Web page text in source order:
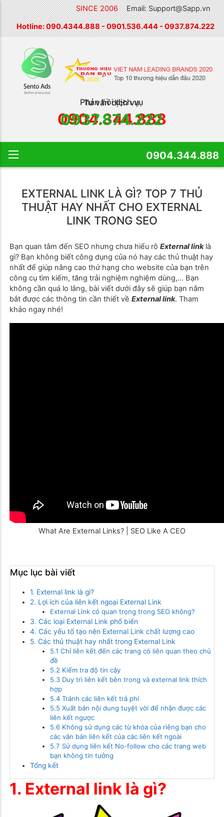
SINCE 2006
Email: Support@Sapp.vn
Hotline:090.4344.888-0901.536.444-0937.874.222
Phản hồi dịch vụ
0904.344.888
Tư vấn dịch vụ
0937.874.222
0904.344.888
EXTERNAL LINK LÀ GÌ? TOP 7 THỦ
THUẬT HAY NHẤT CHO EXTERNAL
LINK TRONG SEO
Bạn quan tâm đến SEO nhưng chưa hiểu rõ External linklà
gì? Bạn không biết công dụng của nó hay các thủ thuật hay
nhất để giúp nâng cao thứ hạng cho website của bạn trên
công cụ tìm kiếm, tăng trải nghiệm nghiệm dùng,… Bạn
không cần quá lo lắng, bài viết dưới đây sẽ giúp bạn nắm
bắt được các thông tin cần thiết về External link. Tham
khảo ngay nhé!
What Are External Links? | SEO Like A CEO
Mục lục bài viết
1. External link là gì?
2. Lợi ích của liên kết ngoại External Link
External Link có quan trọng trong SEO không?
3. Các loại External Link phổ biến
4. Các yếu tố tạo nên External Link chất lượng cao
5. Các thủ thuật hay nhất trong External Link
5.1 Chỉ liên kết đến các trang có liên quan theo chủ
đề
5.2 Kiểm tra độ tin cậy
5.3 Duy trì liên kết bên trong và external link thích
hợp
5.4 Tránh các liên kết trả phí
5.5 Xuất bản nội dung tuyệt vời để nhận được các
liên kết ngược
5.6 Không sử dụng các từ khóa của riêng bạn cho
các văn bản liên kết của các liên kết ngoài
5.7 Sử dụng liên kết No-follow cho các trang web
bạn không tin tưởng
Tổng kết
1. External link là gì?